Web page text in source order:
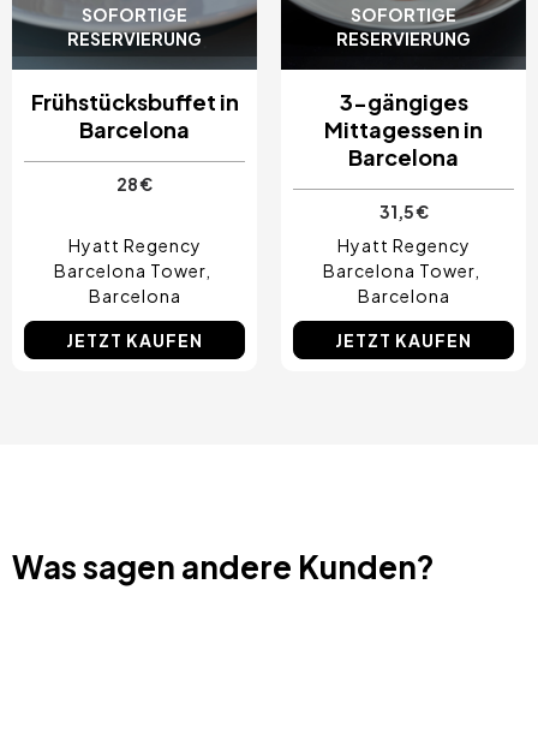
SOFORTIGE
RESERVIERUNG
Frühstücksbuffet in
Barcelona
28 €
Hyatt Regency
Barcelona Tower
Barcelona
JETZT KAUFEN
SOFORTIGE
RESERVIERUNG
3-gängiges
Mittagessen in
Barcelona
31,5 €
Hyatt Regency
Barcelona Tower
Barcelona
JETZT KAUFEN
Was sagen andere Kunden?